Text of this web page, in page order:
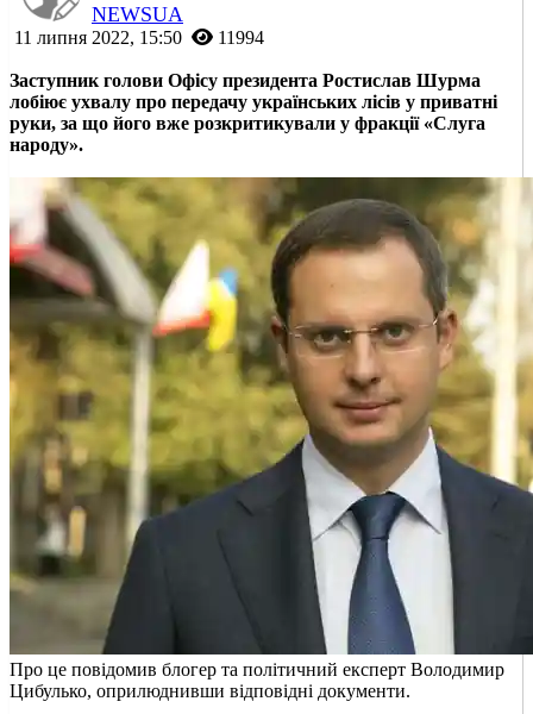
NEWSUA
11 липня 2022, 15:50 11994
Заступник голови Офісу президента Ростислав Шурма
лобіює ухвалу про передачу українських лісів у приватні
руки, за що його вже розкритикували у фракції «Слуга
народу».
Про це повідомив блогер та політичний експерт Володимир
Цибулько, оприлюднивши відповідні документи.